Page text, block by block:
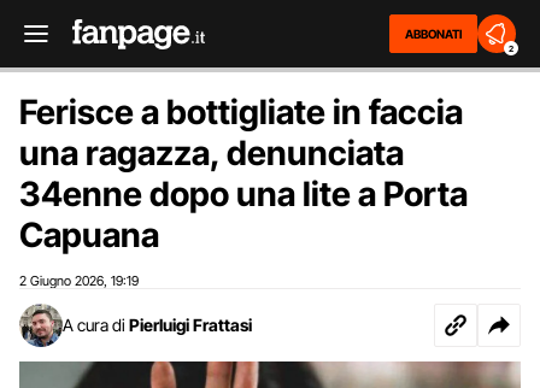
ABBONATI
2
Ferisce a bottigliate in faccia
una ragazza, denunciata
34enne dopo una lite a Porta
Capuana
2 Giugno 2026 19:19
A cura di Pierluigi Frattasi